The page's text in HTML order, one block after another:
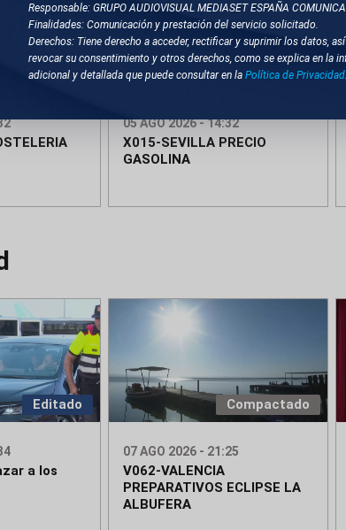
Responsable: GRUPO AUDIOVISUAL MEDIASET ESPAÑA
Finalidades: Comunicación y prestación del servicio solicitado.
Derechos: Tiene derecho a acceder, rectificar y suprimir los datos,
revocar su consentimiento y otros derechos, como se explica en la
adicional y detallada que puede consultar en la Política de Privacidad
Compactado Compactado
05 AGO 2026 - 14:32
X015-SEVILLA PRECIO
GASOLINA
Editado
a los
Compactado
07 AGO 2026 - 21:25
V062-VALENCIA
PREPARATIVOS ECLIPSE LA
ALBUFERA